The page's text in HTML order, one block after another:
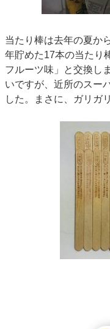
当たり棒は去年の夏か
年貯めた17本の当たり
フルーツ味」と交換し
いですが、近所のスー
した。まさに、ガリガ